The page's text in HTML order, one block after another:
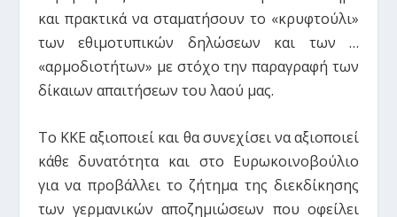
και πρακτικά να σταματήσουν το «κρυφτούλι»
των εθιμοτυπικών δηλώσεων και των …
«αρμοδιοτήτων» με στόχο την παραγραφή των
δίκαιων απαιτήσεων του λαού μας.
Το ΚΚΕ αξιοποιεί και θα συνεχίσει να αξιοποιεί
κάθε δυνατότητα και στο Eυρωκοινοβούλιο
για να προβάλλει το ζήτημα της διεκδίκησης
των γερμανικών αποζημιώσεων που οφείλει